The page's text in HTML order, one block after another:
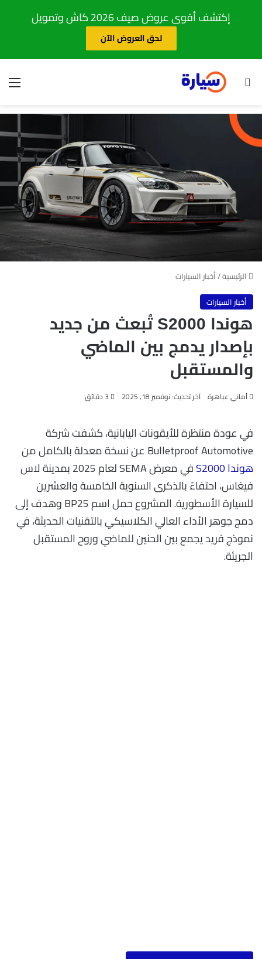
إكتشف أقوى عروض صيف 2026 كاش وتمويل
لحق العروض الآن
بحث عن
الرئيسية/أخبار السيارات
أخبار السيارات
هوندا S2000 تُبعث من جديد
بإصدار يدمج بين الماضي
والمستقبل
أماني عباهرة آخر تحديث: نوفمبر 18, 2025
في عودة منتظرة للأيقونات اليابانية، كشفت شركة
Bulletproof Automotive عن نسخة معدلة بالكامل من
هوندا S2000
في معرض SEMA لعام 2025 بمدينة لاس
فيغاس، احتفاءً بالذكرى السنوية الخامسة والعشرين
للسيارة الأسطورية. المشروع حمل اسم BP25 وهدف إلى
دمج جوهر الأداء العالي الكلاسيكي بالتقنيات الحديثة، في
نموذج فريد يجمع بين الحنين للماضي وروح المستقبل
الجريئة.